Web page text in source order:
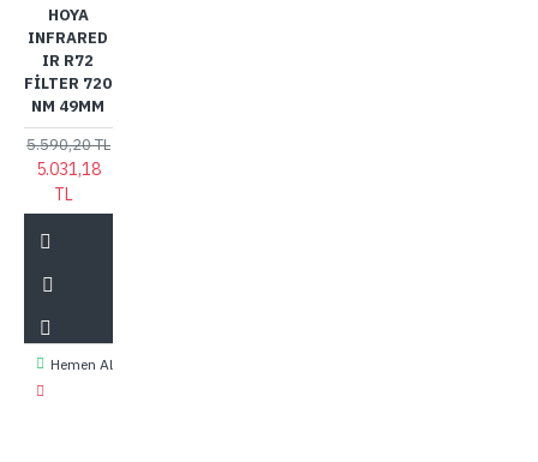
HOYA
INFRARED
IR R72
FILTER 720
NM 49MM
5.590,20 TL
5.031,18
TL
Hemen Al